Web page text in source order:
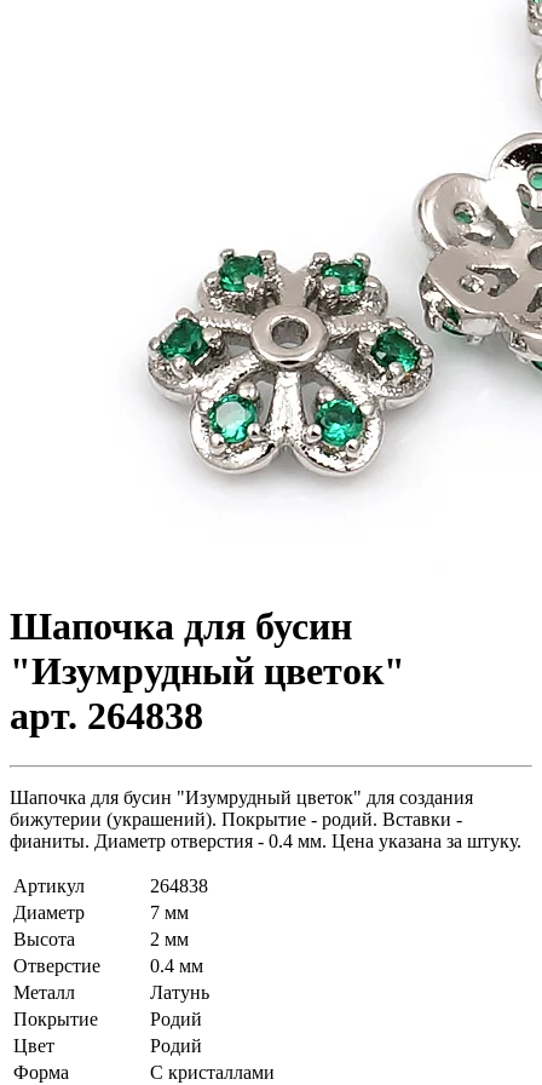
Шапочка для бусин
"Изумрудный цветок"
арт. 264838
Шапочка для бусин "Изумрудный цветок" для создания
бижутерии (украшений). Покрытие - родий. Вставки -
фианиты. Диаметр отверстия - 0.4 мм. Цена указана за штуку.
Артикул
264838
Диаметр
7 мм
Высота
2 мм
Отверстие
0.4 мм
Металл
Латунь
Покрытие
Родий
Цвет
Родий
Форма
С кристаллами